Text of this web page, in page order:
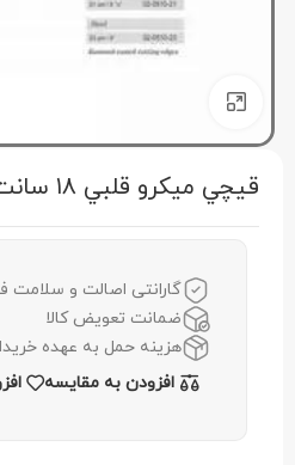
قيچي ميكرو قلبي ۱۸ سانت مستقيم
گارانتی اصالت و سلامت
ضمانت تعویض کالا
هزینه حمل به عهده
افزودن به مقایسه